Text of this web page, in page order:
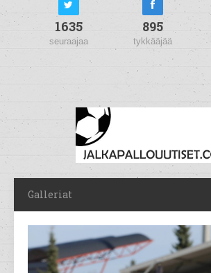
1635
seuraajaa
895
tykkääjää
Galleriat